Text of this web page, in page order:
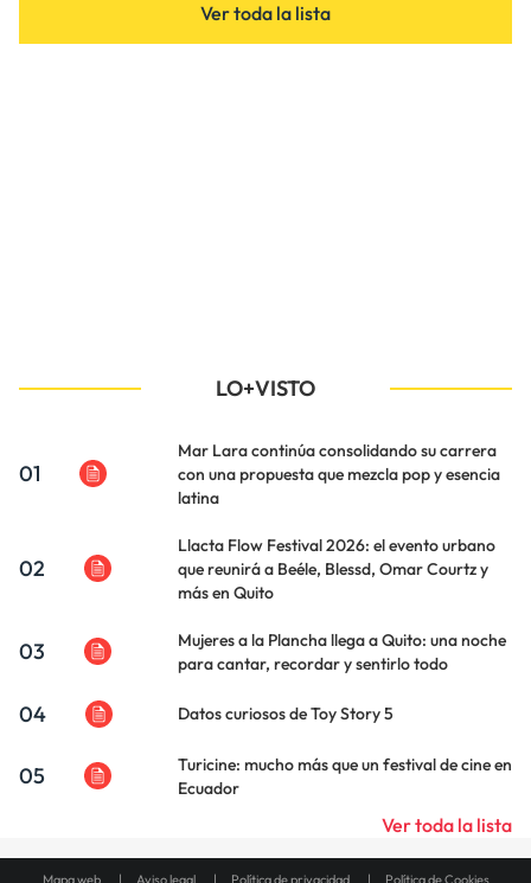
Ver toda la lista
LO+VISTO
01
Mar Lara continúa consolidando su carrera
con una propuesta que mezcla pop y esencia
latina
02
Llacta Flow Festival 2026: el evento urbano
que reunirá a Beéle, Blessd, Omar Courtz y
más en Quito
03
Mujeres a la Plancha llega a Quito: una noche
para cantar, recordar y sentirlo todo
04 Datos curiosos de Toy Story 5
05
Turicine: mucho más que un festival de cine en
Ecuador
Ver toda la lista
Mapa web Aviso legal Política de privacidad Política de Cookies